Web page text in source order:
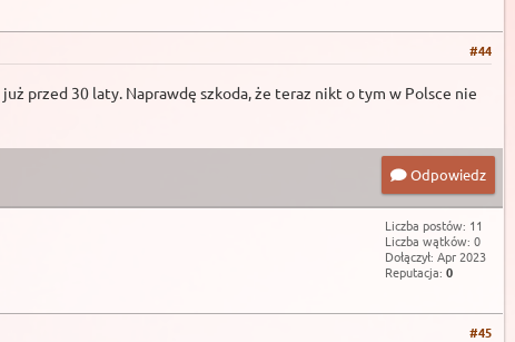
#44
przed 30 laty. Naprawdę szkoda, że teraz nikt o tym w Polsce nie
Odpowiedz
Liczba postów: 11
Liczba wątków: 0
Dołączył: Apr 2023
Reputacja: 0
#45